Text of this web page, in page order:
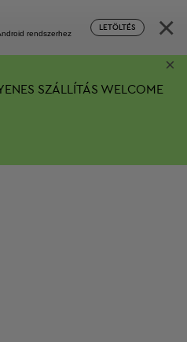
rendszerhez
LETÖLTÉS ×
SZÁLLÍTÁS WELCOME
×